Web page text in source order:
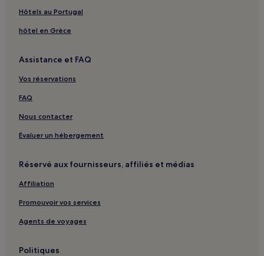
Hôtels au Portugal
hôtel en Grèce
Assistance et FAQ
Vos réservations
FAQ
Nous contacter
Évaluer un hébergement
Réservé aux fournisseurs, affiliés et médias
Affiliation
Promouvoir vos services
Agents de voyages
Politiques